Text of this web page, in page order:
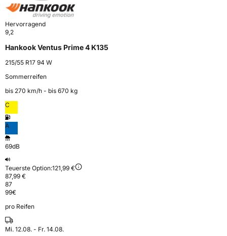
Hervorragend
9,2
Hankook Ventus Prime 4 K135
215/55 R17 94 W
Sommerreifen
bis 270 km⁠/⁠h - bis 670 kg
C
A
69dB
Teuerste Option:121,99 €
87,99 €
87
99€
pro Reifen
Mi. 12.08. - Fr. 14.08.